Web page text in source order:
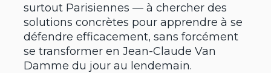
surtout Parisiennes — à chercher des
solutions concrètes pour apprendre à se
défendre efficacement, sans forcément
se transformer en Jean-Claude Van
Damme du jour au lendemain.